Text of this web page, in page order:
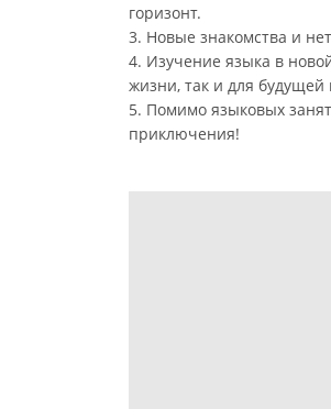
горизонт.
3. Новые знакомства и
4. Изучение языка в
жизни, так и для будущей
5. Помимо языковых
приключения!